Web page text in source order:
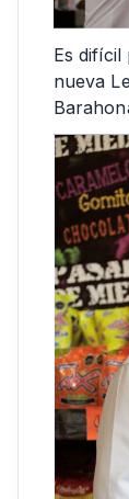
Es
nueva